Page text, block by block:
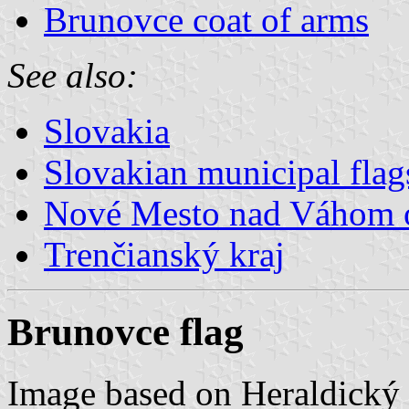
Brunovce coat of arms
See also:
Slovakia
Slovakian municipal
Nové Mesto nad Váhom
Trenčianský kraj
Brunovce flag
Image based on